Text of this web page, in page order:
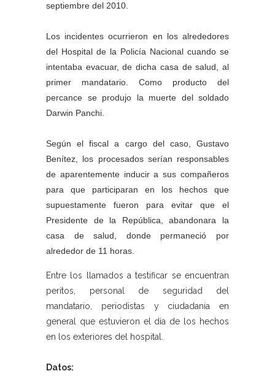
septiembre del 2010.
Los incidentes ocurrieron en los alrededores
del Hospital de la Policía Nacional cuando se
intentaba evacuar, de dicha casa de salud, al
primer mandatario. Como producto del
percance se produjo la muerte del soldado
Darwin Panchi.
Según el fiscal a cargo del caso, Gustavo
Benítez, los procesados serían responsables
de aparentemente inducir a sus compañeros
para que participaran en los hechos que
supuestamente fueron para evitar que el
Presidente de la República, abandonara la
casa de salud, donde permaneció por
alrededor de 11 horas.
Entre los llamados a testificar se encuentran
peritos, personal de seguridad del
mandatario, periodistas y ciudadanía en
general que estuvieron el día de los hechos
en los exteriores del hospital.
Datos: